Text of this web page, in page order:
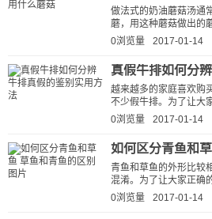
做法式的奶油蘑菇汤通
蘑，用这种蘑菇做出的
汤用的就是这种白蘑菇
0浏览量 2017-01-14
真假牛排如何分
越来越多的家庭喜欢购
不少假牛排。为了让大
介绍几个鉴别牛排真假
0浏览量 2017-01-14
如何区分青鱼和
青鱼和草鱼的外形比较
混淆。为了让大家正确
解说什么是青鱼，并用
0浏览量 2017-01-14